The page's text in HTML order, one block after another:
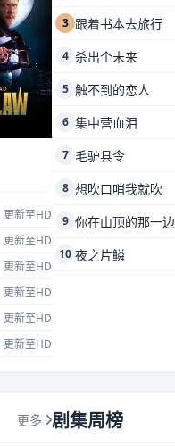
更新至HD
更新至HD
更新至HD
更新至HD
更新至HD
更新至HD
3 跟着书本去旅行
4 杀出个未来
5 触不到的恋人
6 集中营血泪
7 毛驴县令
8 想吹口哨我就吹
9 你在山顶的那一边
10 夜之片鳞
更多 剧集周榜